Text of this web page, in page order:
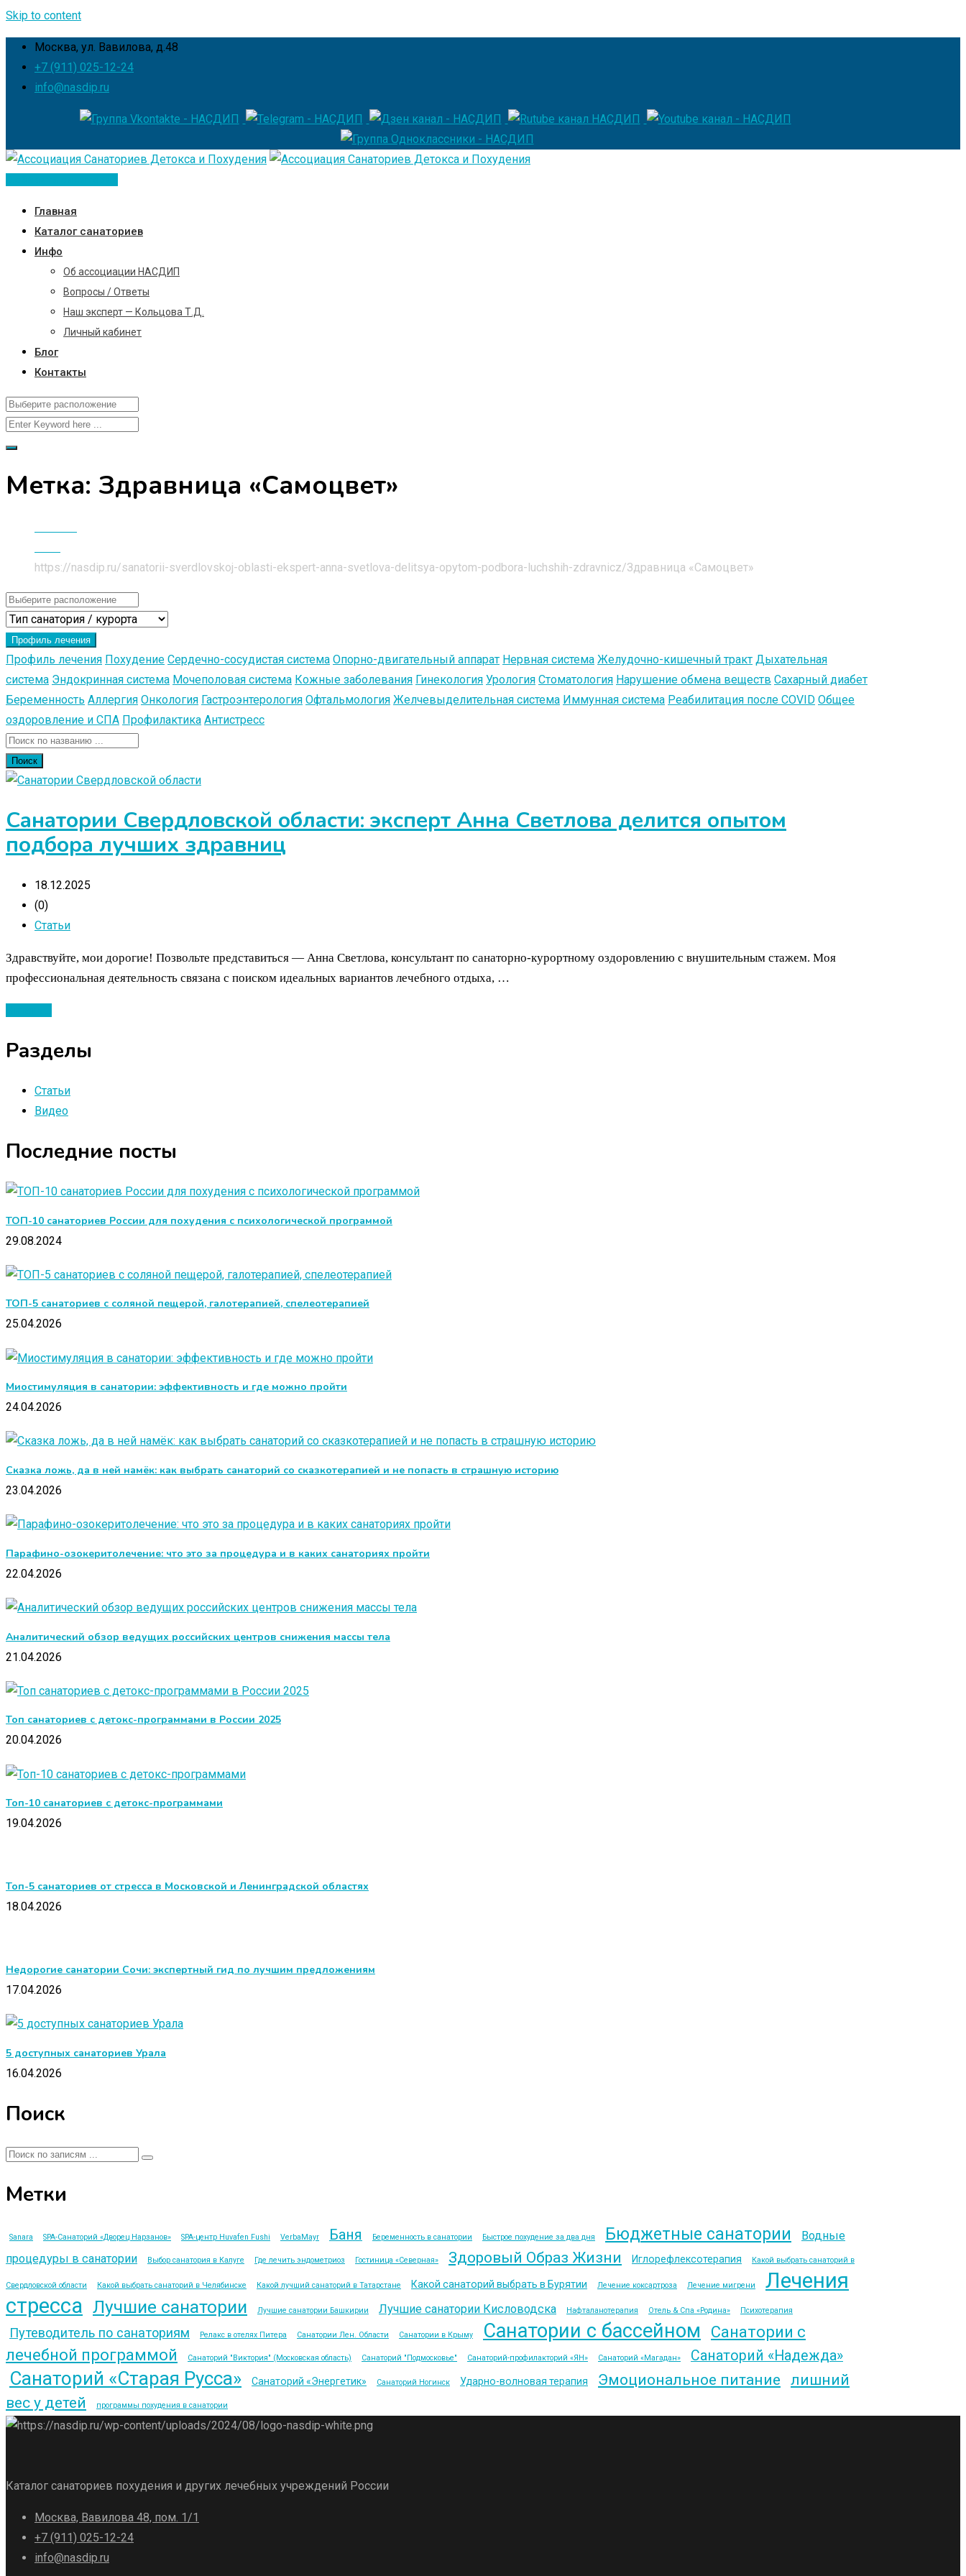
Skip to content
Москва, ул. Вавилова, д.48
+7 (911) 025-12-24
info@nasdip.ru
Главная
Каталог санаториев
Инфо
Об ассоциации НАСДИП
Вопросы / Ответы
Наш эксперт — Кольцова Т.Д.
Личный кабинет
Блог
Контакты
Метка: Здравница «Самоцвет»
https://nasdip.ru/sanatorii-sverdlovskoj-oblasti-ekspert-anna-svetlova-delitsya-opytom-podbora-luchshih-zdravnicz/Здравница «Самоцвет»
Профиль лечения
Профиль лечения Похудение Сердечно-сосудистая система Опорно-двигательный аппарат Нервная система Желудочно-кишечный тракт Дыхательная
система Эндокринная система Мочеполовая система Кожные заболевания Гинекология Урология Стоматология Нарушение обмена веществ Сахарный диабет
Беременность Аллергия Онкология Гастроэнтерология Офтальмология Желчевыделительная система Иммунная система Реабилитация после COVID Общее
оздоровление и СПА Профилактика Антистресс
Поиск
Санатории Свердловской области: эксперт Анна Светлова делится опытом
подбора лучших здравниц
18.12.2025
(0)
Статьи
Здравствуйте, мои дорогие! Позвольте представиться — Анна Светлова, консультант по санаторно-курортному оздоровлению с внушительным стажем. Моя
профессиональная деятельность связана с поиском идеальных вариантов лечебного отдыха, …
Разделы
Статьи
Видео
Последние посты
ТОП-10 санаториев России для похудения с психологической программой
29.08.2024
ТОП-5 санаториев с соляной пещерой, галотерапией, спелеотерапией
25.04.2026
Миостимуляция в санатории: эффективность и где можно пройти
24.04.2026
Сказка ложь, да в ней намёк: как выбрать санаторий со сказкотерапией и не попасть в страшную историю
23.04.2026
Парафино-озокеритолечение: что это за процедура и в каких санаториях пройти
22.04.2026
Аналитический обзор ведущих российских центров снижения массы тела
21.04.2026
Топ санаториев с детокс-программами в России 2025
20.04.2026
Топ-10 санаториев с детокс-программами
19.04.2026
Топ-5 санаториев от стресса в Московской и Ленинградской областях
18.04.2026
Недорогие санатории Сочи: экспертный гид по лучшим предложениям
17.04.2026
5 доступных санаториев Урала
16.04.2026
Поиск
Метки
Sanara SPA-Санаторий «Дворец Нарзанов» SPA-центр Huvafen Fushi VerbaMayr Баня Беременность в санатории Быстрое похудение за два дня Бюджетные санатории
Водные
процедуры в санатории
Выбор санатория в Калуге Где лечить эндометриоз Гостиница «Северная» Здоровый Образ Жизни Иглорефлексотерапия Какой выбрать санаторий в
Свердловской области Какой выбрать санаторий в Челябинске Какой лучший санаторий в Татарстане Какой санаторий выбрать в Бурятии Лечение коксартроза Лечение мигрени
Лечения
стресса Лучшие санатории Лучшие санатории Башкирии Лучшие санатории Кисловодска Нафталанотерапия Отель & Спа «Родина» Психотерапия
Путеводитель по санаториям Релакс в отелях Питера Санатории Лен. Области Санатории в Крыму Санатории с бассейном
Санатории с
лечебной программой
Санаторий "Виктория" (Московская область) Санаторий "Подмосковье" Санаторий-профилакторий «ЯН» Санаторий «Магадан» Санаторий «Надежда»
Санаторий «Старая Русса» Санаторий «Энергетик» Санаторий Ногинск Ударно-волновая терапия Эмоциональное питание лишний
вес у детей
программы похудения в санатории
Каталог санаториев похудения и других лечебных учреждений России
Москва, Вавилова 48, пом. 1/1
+7 (911) 025-12-24
info@nasdip.ru